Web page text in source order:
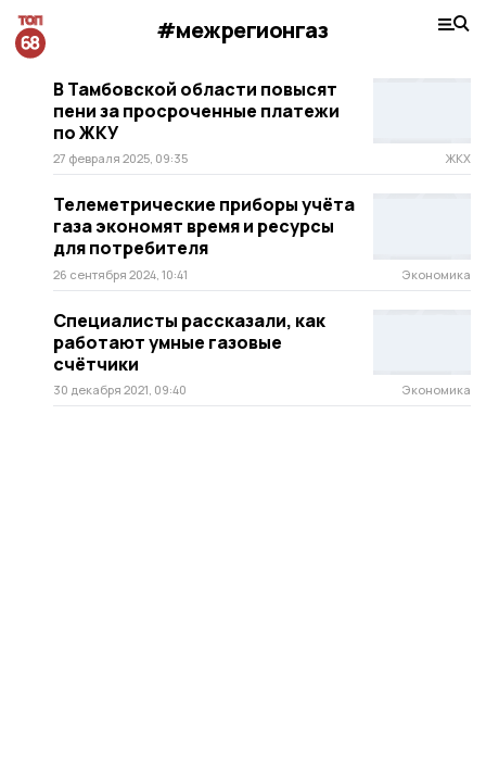
#межрегионгаз
В Тамбовской области повысят
пени за просроченные платежи
по ЖКУ
27 февраля 2025, 09:35 ЖКХ
Телеметрические приборы учёта
газа экономят время и ресурсы
для потребителя
26 сентября 2024, 10:41 Экономика
Специалисты рассказали, как
работают умные газовые
счётчики
30 декабря 2021, 09:40 Экономика